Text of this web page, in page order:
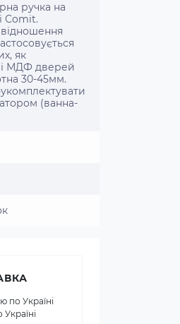
ручка на
Comit.
як
і МДФ дверей
30-45мм.
(ванна-
Україні